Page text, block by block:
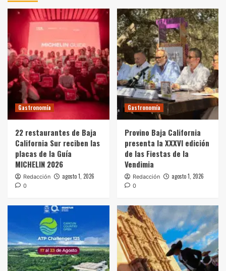
Gastronomía
22 restaurantes de Baja
California Sur reciben las
placas de la Guía
MICHELIN 2026
Redacción agosto 1, 2026
0
Gastronomía
Provino Baja California
presenta la XXXVI edición
de las Fiestas de la
Vendimia
Redacción agosto 1, 2026
0